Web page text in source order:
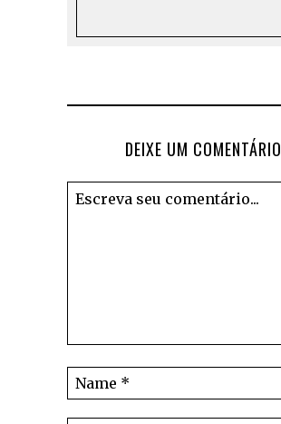
DEIXE UM COMENTÁRIO